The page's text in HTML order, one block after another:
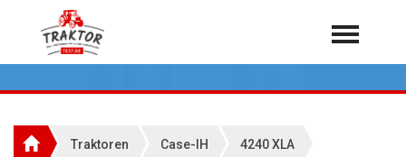
Home
Über 7.000 Testberichte
Traktoren Case-IH 4240 XLA